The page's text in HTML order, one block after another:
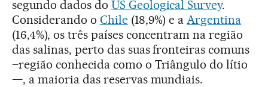
segundo dados do US Geological Survey.
Considerando o Chile(18,9%) e aArgentina
(16,4%), os três países concentram na região
das salinas, perto das suas fronteiras comuns
–região conhecida como o Triângulo do lítio
—, a maioria das reservas mundiais.